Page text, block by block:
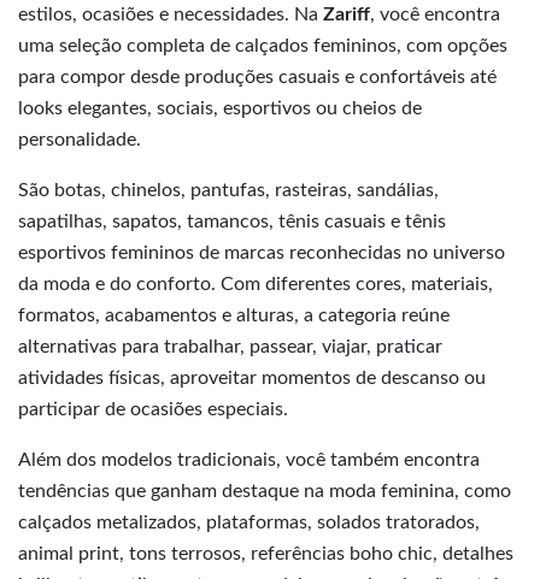
estilos, ocasiões e necessidades. Na Zariff, você encontra
uma seleção completa de calçados femininos, com opções
para compor desde produções casuais e confortáveis até
looks elegantes, sociais, esportivos ou cheios de
personalidade.
São botas, chinelos, pantufas, rasteiras, sandálias,
sapatilhas, sapatos, tamancos, tênis casuais e tênis
esportivos femininos de marcas reconhecidas no universo
da moda e do conforto. Com diferentes cores, materiais,
formatos, acabamentos e alturas, a categoria reúne
alternativas para trabalhar, passear, viajar, praticar
atividades físicas, aproveitar momentos de descanso ou
participar de ocasiões especiais.
Além dos modelos tradicionais, você também encontra
tendências que ganham destaque na moda feminina, como
calçados metalizados, plataformas, solados tratorados,
animal print, tons terrosos, referências boho chic, detalhes